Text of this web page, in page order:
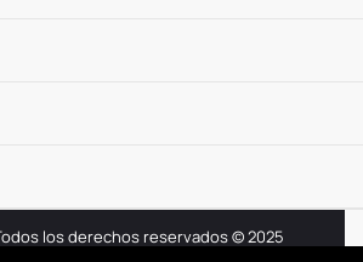
los derechos reservados © 2025